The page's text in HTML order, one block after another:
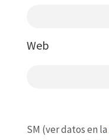
Web
SM (ver datos en la